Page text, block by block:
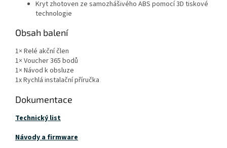
Kryt zhotoven ze samozhášivého ABS pomocí 3D tiskové
technologie
Obsah balení
1× Relé akční člen
1× Voucher 365 bodů
1× Návod k obsluze
1x Rychlá instalační příručka
Dokumentace
Technický list
Návody a firmware